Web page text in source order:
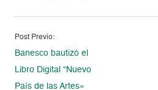
Post Previo:
Banesco bautizó el
Libro Digital “Nuevo
País de las Artes»